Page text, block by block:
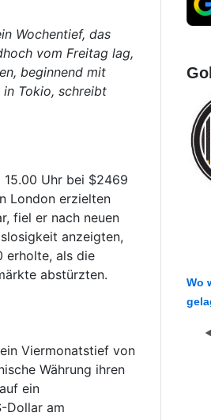
Wochentief, das
vom Freitag lag,
beginnend mit
in Tokio, schreibt
Uhr bei $2469
London erzielten
fiel er nach neuen
anzeigten,
erholte, als die
abstürzten.
Viermonatstief von
Währung ihren
ein
Dollar am
Wo